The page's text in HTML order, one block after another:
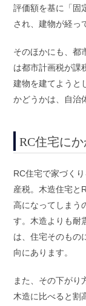
評価額を基に「固
され、建物が経っ
そのほかにも、都
は都市計画税が課
建物を建てようと
かどうかは、自治
RC住宅に
RC住宅で家づく
産税。木造住宅と
高になってしまう
す。木造よりも耐
は、住宅そのもの
向にあります。
また、その下がり
木造に比べると割